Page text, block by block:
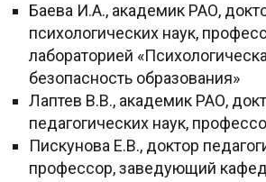
Баева И.А., академик РАО,
психологических наук,
лабораторией
безопасность образования»
Лаптев В.В., академик РАО,
педагогических наук,
Пискунова Е.В., доктор
профессор, заведующий